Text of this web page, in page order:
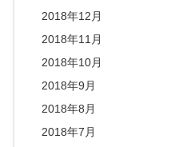
2018年12月
2018年11月
2018年10月
2018年9月
2018年8月
2018年7月